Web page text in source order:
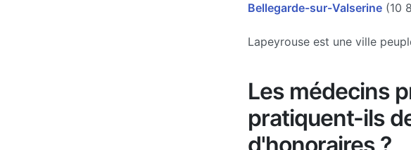
Bellegarde-sur-Valserine(10
Lapeyrouse est une ville
Les médecins
pratiquent-ils